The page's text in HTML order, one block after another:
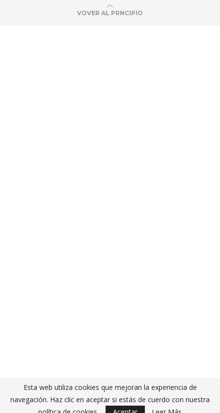
VOVER AL PRNCIPIO
Esta web utiliza cookies que mejoran la experiencia de
navegación. Haz clic en aceptar si estás de cuerdo con nuestra